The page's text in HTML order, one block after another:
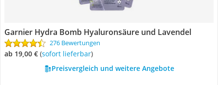
Garnier Hydra Bomb Hyaluronsäure und Lavendel
276 Bewertungen
ab 19,00 € ( Sofort lieferbar)
Preisvergleich und weitere Angebote